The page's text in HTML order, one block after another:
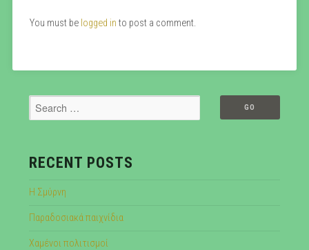
You must be logged in to post a comment.
RECENT POSTS
Η Σμύρνη
Παραδοσιακά παιχνίδια
Χαμένοι πολιτισμοί